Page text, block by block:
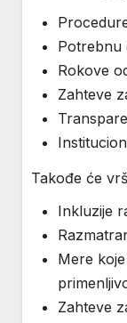
Potrebnu
Rokove
Zahteve
Takođe će
Inkluzije
Mere
Zahteve